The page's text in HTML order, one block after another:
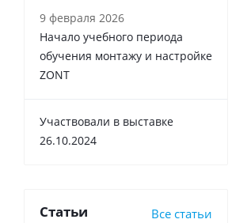
9 февраля 2026
Начало учебного периода
обучения монтажу и настройке
ZONT
Участвовали в выставке
26.10.2024
Статьи Все статьи